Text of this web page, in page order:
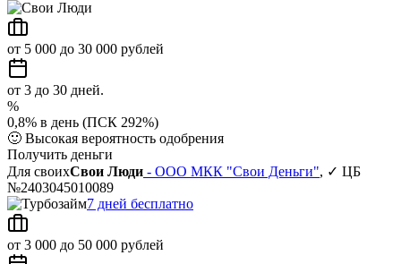
от 5 000 до 30 000 рублей
от 3 до 30 дней.
%
0,8% в день (ПСК 292%)
🙂 Высокая вероятность одобрения
Получить деньги
Для своихСвои Люди - ООО МКК "Свои Деньги", ✓ ЦБ
№2403045010089
7 дней бесплатно
от 3 000 до 50 000 рублей